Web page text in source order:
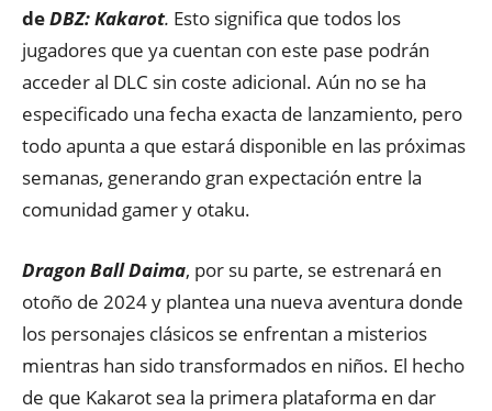
deDBZ: Kakarot. Esto significa que todos los
jugadores que ya cuentan con este pase podrán
acceder al DLC sin coste adicional. Aún no se ha
especificado una fecha exacta de lanzamiento, pero
todo apunta a que estará disponible en las próximas
semanas, generando gran expectación entre la
comunidad gamer y otaku.
Dragon Ball Daima, por su parte, se estrenará en
otoño de 2024 y plantea una nueva aventura donde
los personajes clásicos se enfrentan a misterios
mientras han sido transformados en niños. El hecho
de que Kakarot sea la primera plataforma en dar